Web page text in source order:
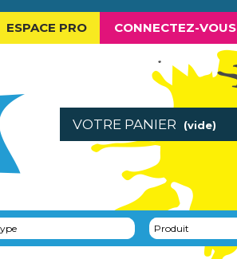
CONNECTEZ-VOUS
ESPACE PRO
VOTRE PANIER (vide)
Produit